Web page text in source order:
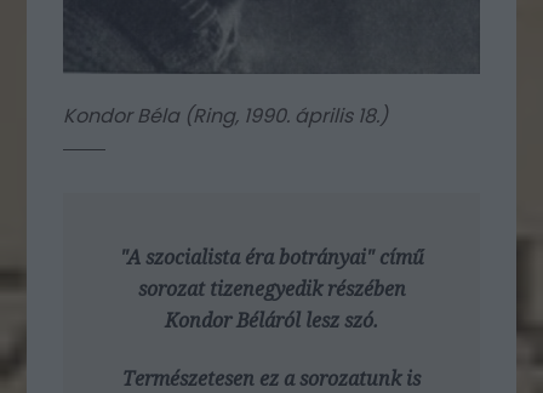
Kondor Béla (Ring, 1990. április 18.)
"A szocialista éra botrányai"című
sorozat tizenegyedik részében
Kondor Béláról lesz szó.
Természetesen ez a sorozatunk is